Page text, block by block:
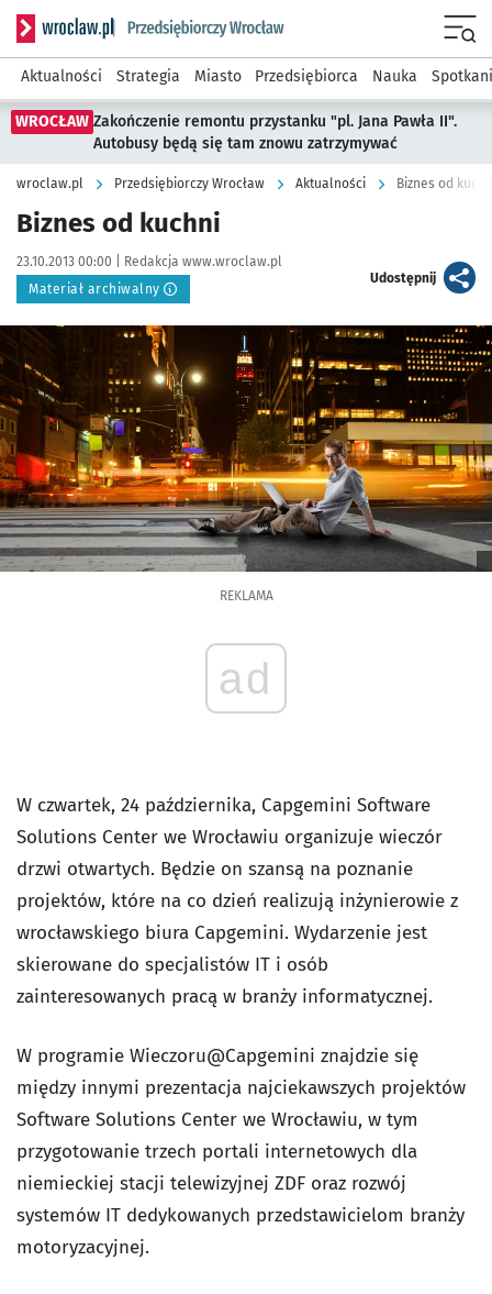
Serwis informacyjny wroclaw.pl podserwis: Strategia
Aktualności Strategia Miasto Przedsiębiorca Nauka
WROCŁAW Zakończenie remontu przystanku "pl. Jana Pawła II".
Autobusy będą się tam znowu zatrzymywać
wroclaw.pl Przedsiębiorczy Wrocław Aktualności Biznes od
Biznes od kuchni
Data publikacji:
23.10.2013 00:00 | Autor:
Redakcja www.wroclaw.pl
Materiał archiwalny
Udostępnijartykuł
Kliknij, aby powiększyć
REKLAMA
ad
W czwartek, 24 października, Capgemini Software
Solutions Center we Wrocławiu organizuje wieczór
drzwi otwartych. Będzie on szansą na poznanie
projektów, które na co dzień realizują inżynierowie z
wrocławskiego biura Capgemini. Wydarzenie jest
skierowane do specjalistów IT i osób
zainteresowanych pracą w branży informatycznej.
W programie Wieczoru@Capgemini znajdzie się
między innymi prezentacja najciekawszych projektów
Software Solutions Center we Wrocławiu, w tym
przygotowanie trzech portali internetowych dla
niemieckiej stacji telewizyjnej ZDF oraz rozwój
systemów IT dedykowanych przedstawicielom branży
motoryzacyjnej.